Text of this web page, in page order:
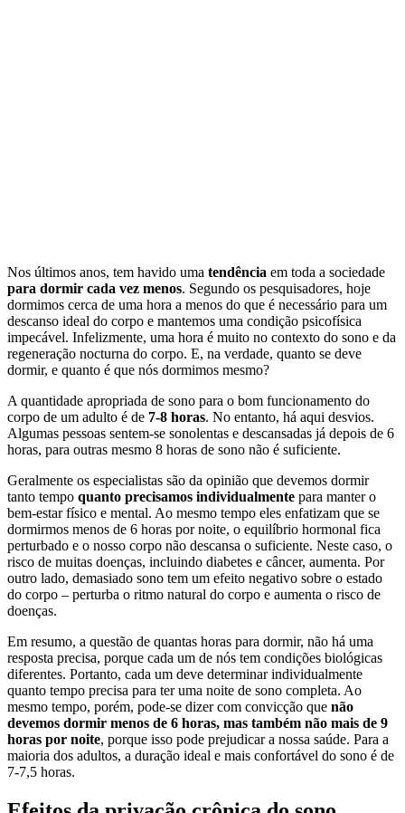
Nos últimos anos, tem havido uma tendência em toda a sociedade
para dormir cada vez menos. Segundo os pesquisadores, hoje
dormimos cerca de uma hora a menos do que é necessário para um
descanso ideal do corpo e mantemos uma condição psicofísica
impecável. Infelizmente, uma hora é muito no contexto do sono e da
regeneração nocturna do corpo. E, na verdade, quanto se deve
dormir, e quanto é que nós dormimos mesmo?
A quantidade apropriada de sono para o bom funcionamento do
corpo de um adulto é de 7-8 horas. No entanto, há aqui desvios.
Algumas pessoas sentem-se sonolentas e descansadas já depois de 6
horas, para outras mesmo 8 horas de sono não é suficiente.
Geralmente os especialistas são da opinião que devemos dormir
tanto tempo quanto precisamos individualmente para manter o
bem-estar físico e mental. Ao mesmo tempo eles enfatizam que se
dormirmos menos de 6 horas por noite, o equilíbrio hormonal fica
perturbado e o nosso corpo não descansa o suficiente. Neste caso, o
risco de muitas doenças, incluindo diabetes e câncer, aumenta. Por
outro lado, demasiado sono tem um efeito negativo sobre o estado
do corpo – perturba o ritmo natural do corpo e aumenta o risco de
doenças.
Em resumo, a questão de quantas horas para dormir, não há uma
resposta precisa, porque cada um de nós tem condições biológicas
diferentes. Portanto, cada um deve determinar individualmente
quanto tempo precisa para ter uma noite de sono completa. Ao
mesmo tempo, porém, pode-se dizer com convicção que não
devemos dormir menos de 6 horas, mas também não mais de 9
horas por noite, porque isso pode prejudicar a nossa saúde. Para a
maioria dos adultos, a duração ideal e mais confortável do sono é de
7-7,5 horas.